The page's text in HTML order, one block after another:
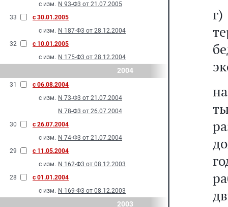
с изм. N 93-Ф3 от 21.07.2005
33
с 30.01.2005
с изм. N 187-Ф3 от 28.12.2004
32
с 10.01.2005
с изм. N 175-Ф3 от 28.12.2004
2004
31
с 06.08.2004
с изм. N 73-Ф3 от 21.07.2004
N 78-Ф3 от 26.07.2004
30
с 26.07.2004
с изм. N 74-Ф3 от 21.07.2004
29
с 11.05.2004
с изм. N 162-Ф3 от 08.12.2003
28
с 01.01.2004
с изм. N 169-Ф3 от 08.12.2003
2003